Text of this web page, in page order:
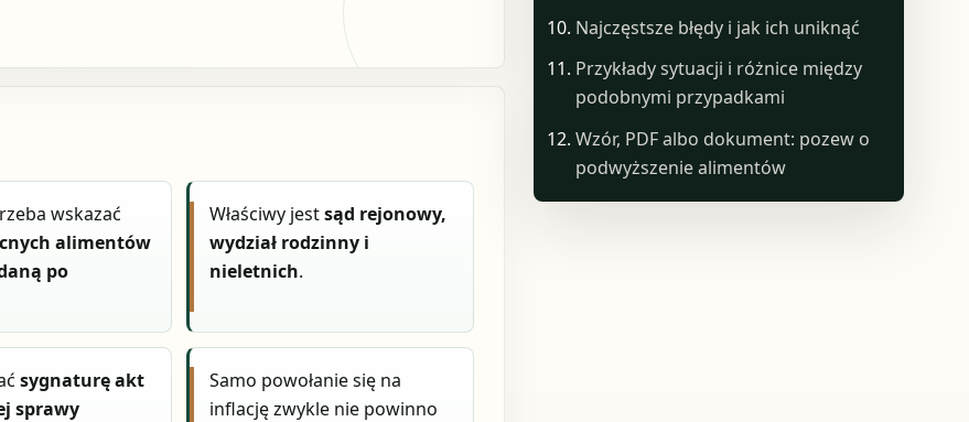
wskazać
alimentów
po
Właściwy jestsąd rejonowy,
wydział rodzinny i
nieletnich.
sygnaturę akt
sprawy
Samo powołanie się na
inflację zwykle nie powinno
Najczęstsze błędy i jak ich uniknąć
Przykłady sytuacji i różnice między
podobnymi przypadkami
Wzór, PDF albo dokument: pozew o
podwyższenie alimentów